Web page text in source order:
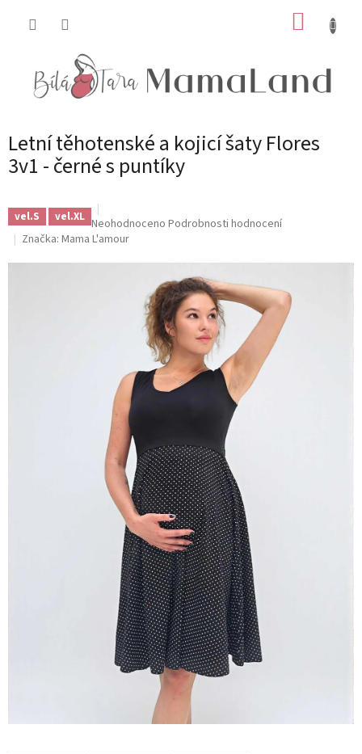
Letní těhotenské a kojicí šaty Flores
3v1 - černé s puntíky
vel.S vel.XL Průměrné
hodnocení
hvězdiček.
Neohodnoceno Podrobnosti hodnocení
Značka: Mama L'amour